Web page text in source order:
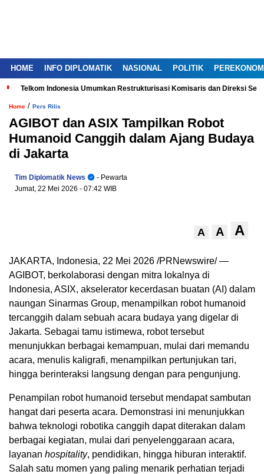
HOME INFO DIPLOMATIK NASIONAL POLITIK
Telkom Indonesia Umumkan Restrukturisasi Komisaris dan Direksi
Home / Pers Rilis
AGIBOT dan ASIX Tampilkan Robot
Humanoid Canggih dalam Ajang Budaya
di Jakarta
Tim Diplomatik News
- Pewarta
Jumat, 22 Mei 2026 - 07:42 WIB
A A A
JAKARTA, Indonesia, 22 Mei 2026 /PRNewswire/ —
AGIBOT, berkolaborasi dengan mitra lokalnya di
Indonesia, ASIX, akselerator kecerdasan buatan (AI) dalam
naungan Sinarmas Group, menampilkan robot humanoid
tercanggih dalam sebuah acara budaya yang digelar di
Jakarta. Sebagai tamu istimewa, robot tersebut
menunjukkan berbagai kemampuan, mulai dari memandu
acara, menulis kaligrafi, menampilkan pertunjukan tari,
hingga berinteraksi langsung dengan para pengunjung.
Penampilan robot humanoid tersebut mendapat sambutan
hangat dari peserta acara. Demonstrasi ini menunjukkan
bahwa teknologi robotika canggih dapat diterakan dalam
berbagai kegiatan, mulai dari penyelenggaraan acara,
layanan hospitality, pendidikan, hingga hiburan interaktif.
Salah satu momen yang paling menarik perhatian terjadi